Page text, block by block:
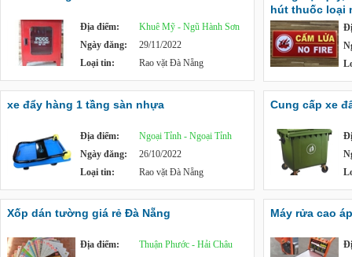
Địa điểm:
Khuê Mỹ - Ngũ Hành Sơn
Ngày đăng:
29/11/2022
Loại tin:
Rao vặt Đà Nẵng
hút thuốc loại
xe đẩy hàng 1 tầng sàn nhựa
Địa điểm:
Ngoại Tỉnh - Ngoại Tỉnh
Ngày đăng:
26/10/2022
Loại tin:
Rao vặt Đà Nẵng
Cung cấp xe
Xốp dán tường giá rẻ Đà Nẵng
Địa điểm:
Thuận Phước - Hải Châu
Máy rửa cao